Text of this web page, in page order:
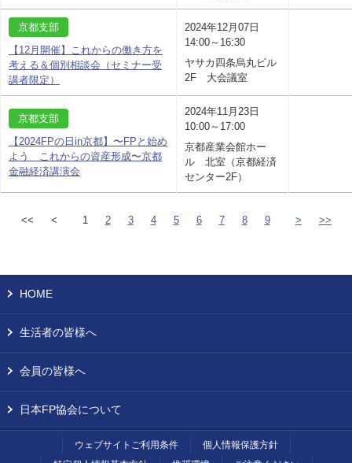
京都支部
【12月開催】これからの働き方を
考える＆個別相談会（セミナー受
講者限定）
2024年12月07日
14:00～16:30
ヤサカ四条烏丸ビル
2F 大会議室
京都支部
【2024FPの日in京都】〜FPと始め
よう これからの資産形成〜京都
金融経済講演会
2024年11月23日
10:00～17:00
京都産業会館ホー
ル 北室（京都経済
センター2F）
<< < 1 2 3 4 5 6 7 8 9 > >>
HOME
生活者の皆様へ
会員の皆様へ
日本FP協会について
ウェブサイトご利用条件
個人情報保護方針